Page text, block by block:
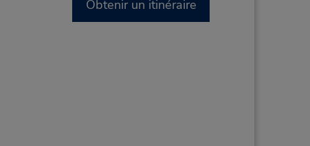
Obtenir un itinéraire